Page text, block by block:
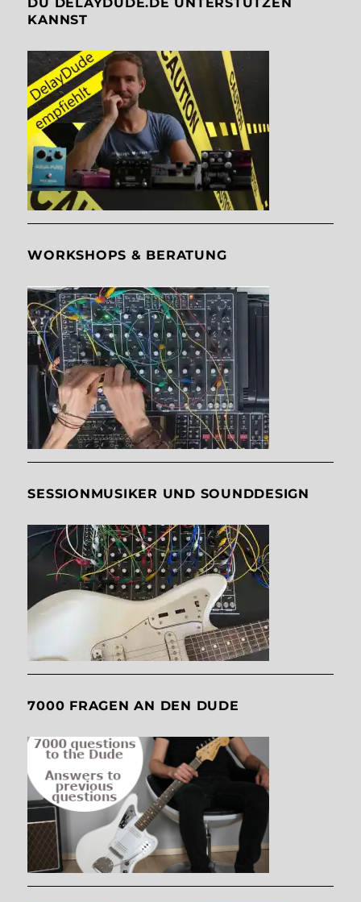
KANNST
WORKSHOPS & BERATUNG
SESSIONMUSIKER UND SOUNDDESIGN
7000 FRAGEN AN DEN DUDE